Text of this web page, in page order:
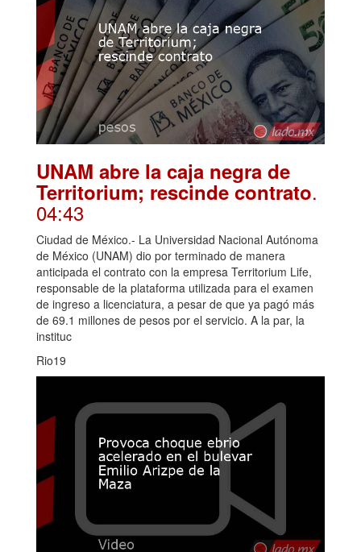
UNAM abre la caja negra de
Territorium; rescinde contrato.
04:43
Ciudad de México.- La Universidad Nacional Autónoma
de México (UNAM) dio por terminado de manera
anticipada el contrato con la empresa Territorium Life,
responsable de la plataforma utilizada para el examen
de ingreso a licenciatura, a pesar de que ya pagó más
de 69.1 millones de pesos por el servicio. A la par, la
instituc
Rio19